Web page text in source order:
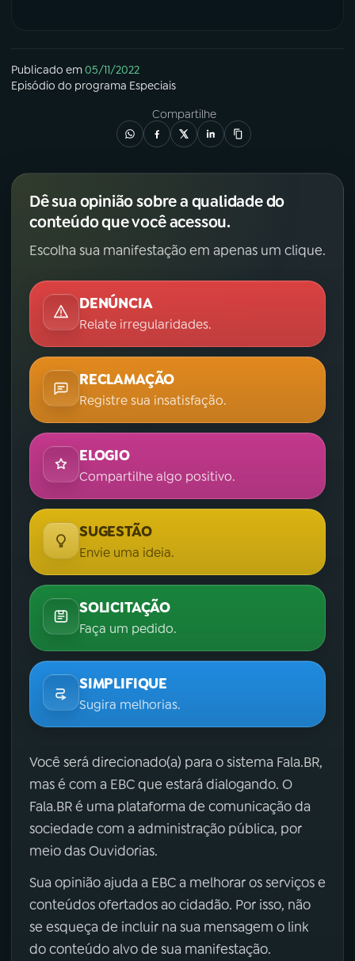
Publicado em05/11/2022
Episódio do programa Especiais
Compartilhe
Dê sua opinião sobre a qualidade do
conteúdo que você acessou.
Escolha sua manifestação em apenas um clique.
DENÚNCIA
Relate irregularidades.
RECLAMAÇÃO
Registre sua insatisfação.
ELOGIO
Compartilhe algo positivo.
SUGESTÃO
Envie uma ideia.
SOLICITAÇÃO
Faça um pedido.
SIMPLIFIQUE
Sugira melhorias.
Você será direcionado(a) para o sistema Fala.BR,
mas é com a EBC que estará dialogando. O
Fala.BR é uma plataforma de comunicação da
sociedade com a administração pública, por
meio das Ouvidorias.
Sua opinião ajuda a EBC a melhorar os serviços e
conteúdos ofertados ao cidadão. Por isso, não
se esqueça de incluir na sua mensagem o link
do conteúdo alvo de sua manifestação.